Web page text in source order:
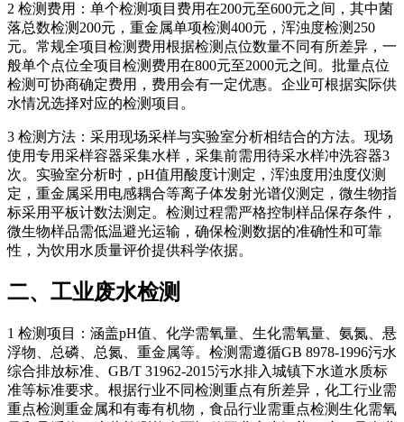
2 检测费用：单个检测项目费用在200元至600元之间，其中菌
落总数检测200元，重金属单项检测400元，浑浊度检测250
元。常规全项目检测费用根据检测点位数量不同有所差异，一
般单个点位全项目检测费用在800元至2000元之间。批量点位
检测可协商确定费用，费用会有一定优惠。企业可根据实际供
水情况选择对应的检测项目。
3 检测方法：采用现场采样与实验室分析相结合的方法。现场
使用专用采样容器采集水样，采集前需用待采水样冲洗容器3
次。实验室分析时，pH值用酸度计测定，浑浊度用浊度仪测
定，重金属采用电感耦合等离子体发射光谱仪测定，微生物指
标采用平板计数法测定。检测过程需严格控制样品保存条件，
微生物样品需低温避光运输，确保检测数据的准确性和可靠
性，为饮用水质量评价提供科学依据。
二、工业废水检测
1 检测项目：涵盖pH值、化学需氧量、生化需氧量、氨氮、悬
浮物、总磷、总氮、重金属等。检测需遵循GB 8978-1996污水
综合排放标准、GB/T 31962-2015污水排入城镇下水道水质标
准等标准要求。根据行业不同检测重点有所差异，化工行业需
重点检测重金属和有毒有机物，食品行业需重点检测生化需氧